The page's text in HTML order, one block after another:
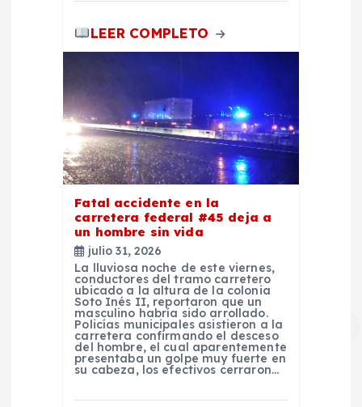
LEER COMPLETO
Fatal accidente en la
carretera federal #45 deja a
un hombre sin vida
julio 31, 2026
La lluviosa noche de este viernes,
conductores del tramo carretero
ubicado a la altura de la colonia
Soto Inés II, reportaron que un
masculino habría sido arrollado.
Policías municipales asistieron a la
carretera confirmando el desceso
del hombre, el cual aparentemente
presentaba un golpe muy fuerte en
su cabeza, los efectivos cerraron…